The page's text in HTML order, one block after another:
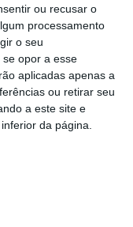
ou recusar o
processamento
o seu
opor a esse
aplicadas apenas a
ou retirar seu
a este site e
da página.
Municipal da
taça de
da 10.ª e